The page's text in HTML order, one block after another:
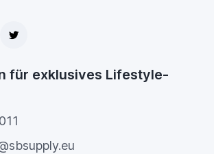
für exklusives Lifestyle-